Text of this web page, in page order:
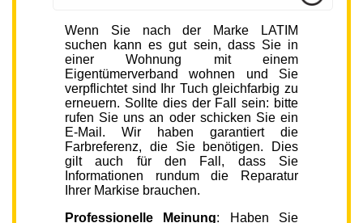
Wenn Sie nach der Marke LATIM
suchen kann es gut sein, dass Sie in
einer Wohnung mit einem
Eigentümerverband wohnen und Sie
verpflichtet sind Ihr Tuch gleichfarbig zu
erneuern. Sollte dies der Fall sein: bitte
rufen Sie uns an oder schicken Sie ein
E-Mail. Wir haben garantiert die
Farbreferenz, die Sie benötigen. Dies
gilt auch für den Fall, dass Sie
Informationen rundum die Reparatur
Ihrer Markise brauchen.
Professionelle Meinung: Haben Sie